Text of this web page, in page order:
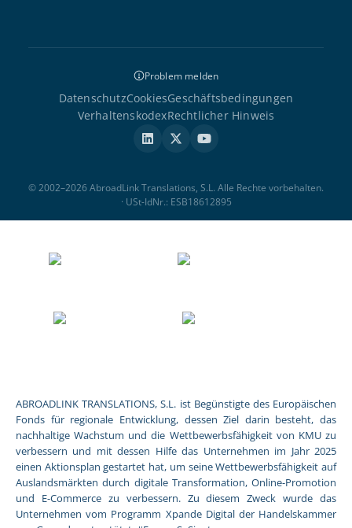
Problem melden
DatenschutzCookiesGeschäftsbedingungen
VerhaltenskodexRechtlicher Hinweis
© 2002–2026 AbroadLink Translations, S.L. Alle Rechte vorbehalten.
· USt-IdNr.: ESB18612895
ABROADLINK TRANSLATIONS, S.L. ist Begünstigte des Europäischen
Fonds für regionale Entwicklung, dessen Ziel darin besteht, das
nachhaltige Wachstum und die Wettbewerbsfähigkeit von KMU zu
verbessern und mit dessen Hilfe das Unternehmen im Jahr 2025
einen Aktionsplan gestartet hat, um seine Wettbewerbsfähigkeit auf
Auslandsmärkten durch digitale Transformation, Online-Promotion
und E-Commerce zu verbessern. Zu diesem Zweck wurde das
Unternehmen vom Programm Xpande Digital der Handelskammer